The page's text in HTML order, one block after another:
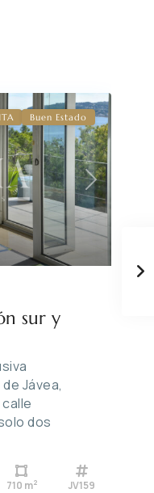
Next
Buen Estado
sur y
Jávea,
dos
710 m2 JV159